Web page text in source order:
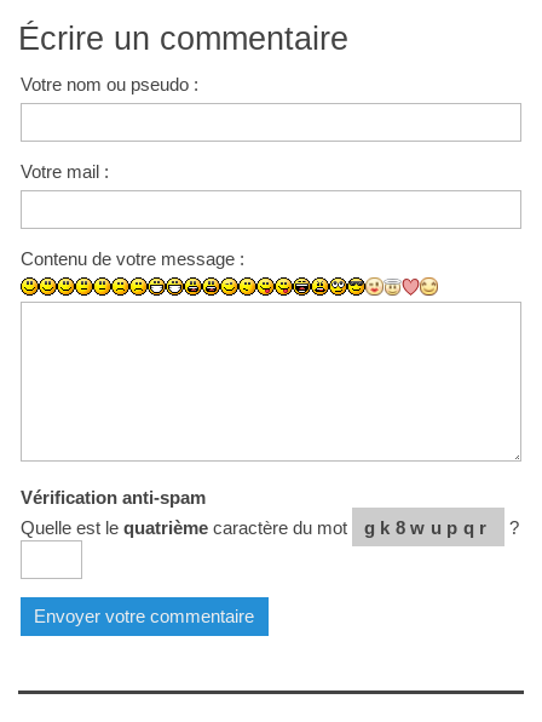
Écrire un commentaire
Votre nom ou pseudo :
Votre mail :
Contenu de votre message :
Vérification anti-spam
Quelle est le quatrièmecaractère du mot gk8wupqr ?